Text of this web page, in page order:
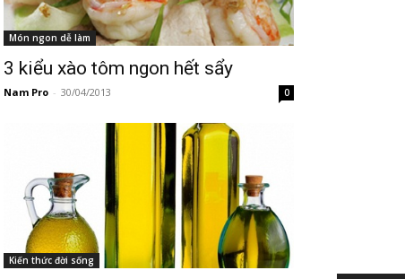
Món ngon dễ làm
3 kiểu xào tôm ngon hết sẩy
Nam Pro - 30/04/2013 0
Kiến thức đời sống